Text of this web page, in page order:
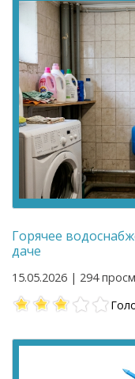
Горячее
даче
15.05.2026 | 294